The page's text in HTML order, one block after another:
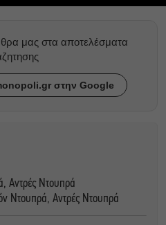
μας στα αποτελέσματα
στην Google
Αντρές Ντουπρά
Ντουπρά, Αντρές Ντουπρά